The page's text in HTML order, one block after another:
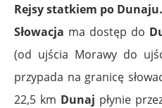
Rejsy statkiem po Dunaju.
Słowacja ma dostęp do
(od ujścia Morawy do
przypada na granicę
22,5 km Dunaj płynie